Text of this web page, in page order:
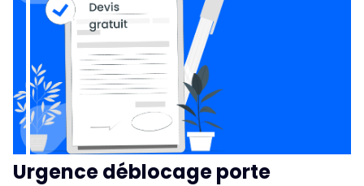
Urgence déblocage porte